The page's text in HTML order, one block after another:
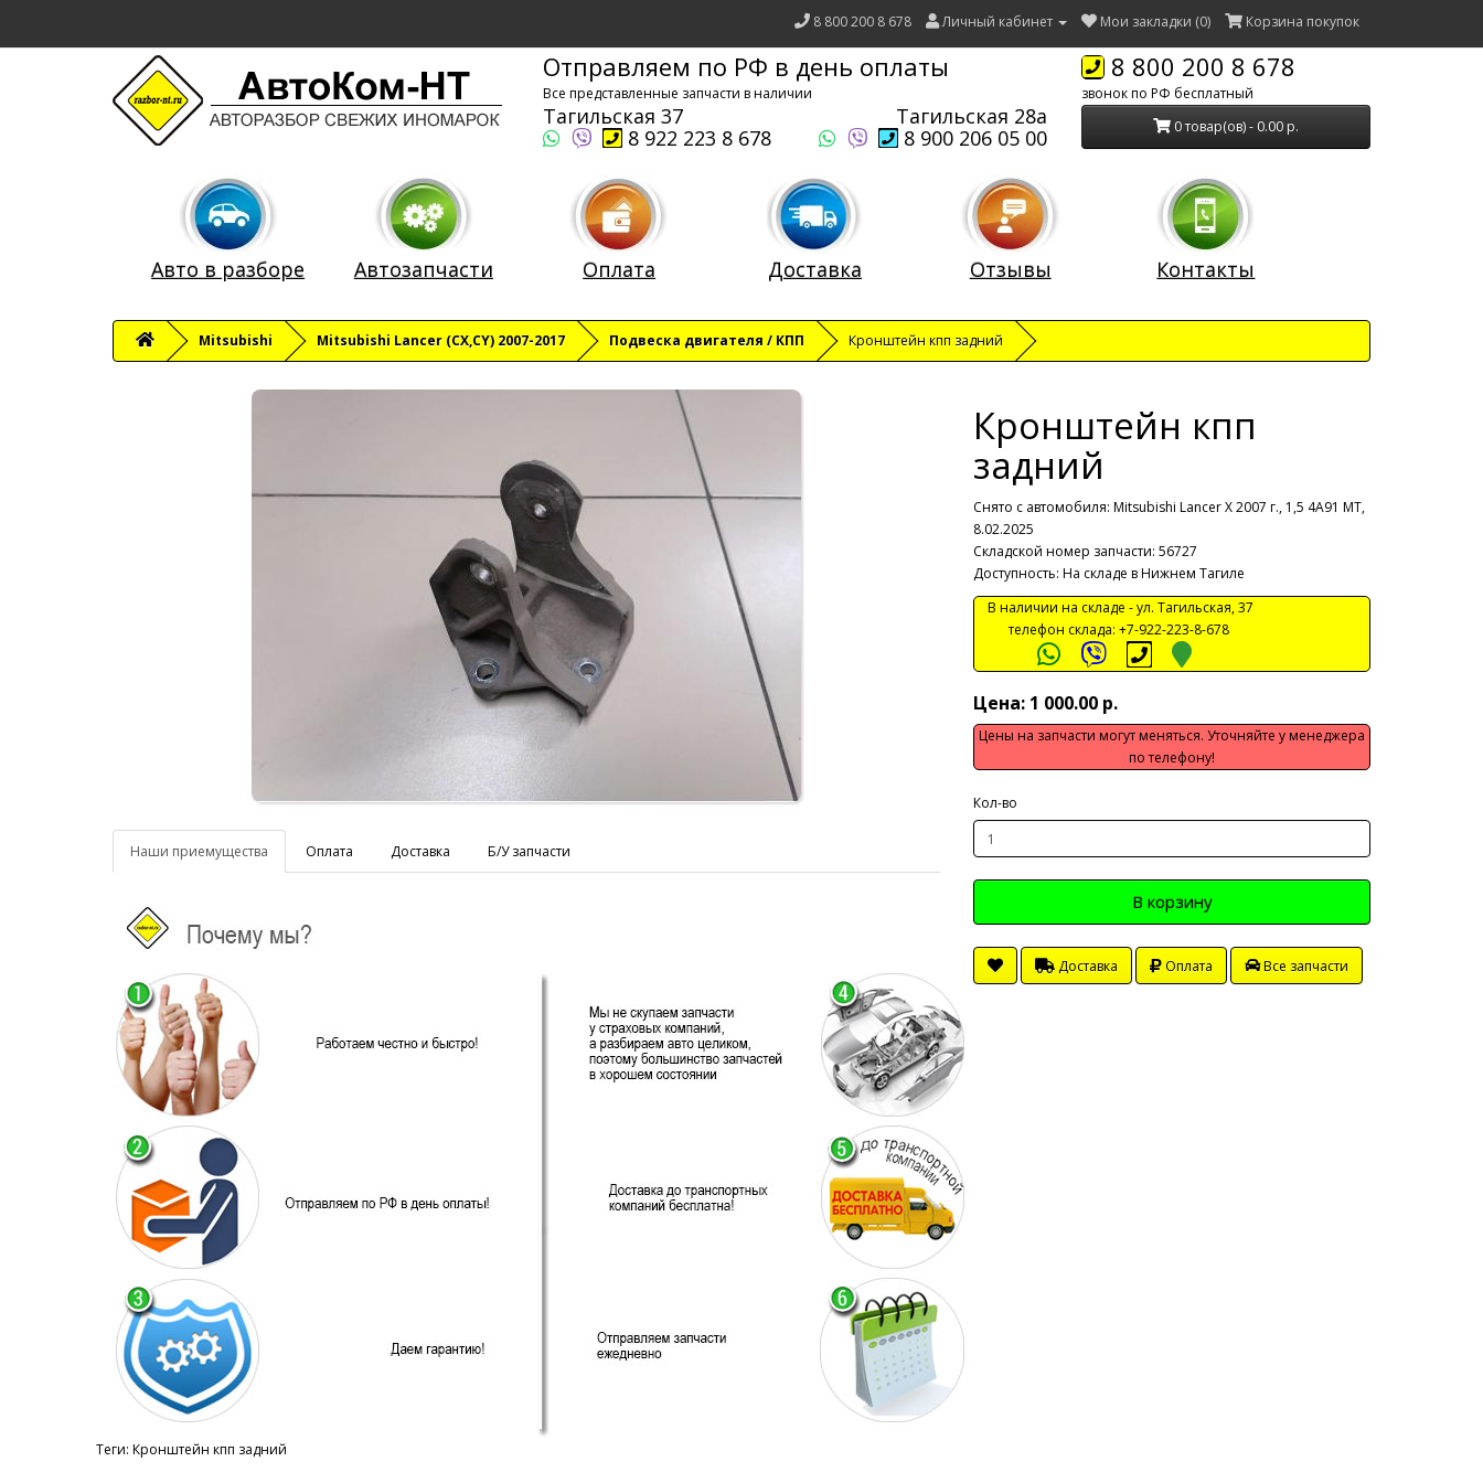
8 800 200 8 678 Личный кабинет Мои закладки (0) Корзина покупок
Отправляем по РФ в день оплаты
Все представленные запчасти в наличии
Тагильская 37
Тагильская 28а
8 922 223 8 678
8 900 206 05 00
8 800 200 8 678
звонок по РФ бесплатный
0 товар(ов) - 0.00 р.
Авто в разборе Автозапчасти Оплата Доставка Отзывы Контакты
Mitsubishi Mitsubishi Lancer (CX,CY) 2007-2017 Подвеска двигателя / КПП Кронштейн кпп задний
Наши приемущества Оплата Доставка Б/У запчасти
Кронштейн кпп
задний
Снято с автомобиля: Mitsubishi Lancer X 2007 г., 1,5 4A91 МТ,
8.02.2025
Складской номер запчасти: 56727
Доступность: На складе в Нижнем Тагиле
В наличии на складе -ул. Тагильская, 37
телефон склада: +7-922-223-8-678
Цена: 1 000.00 р.
Цены на запчасти могут меняться. Уточняйте у менеджера
по телефону!
Кол-во
В корзину
Доставка Оплата Все запчасти
Теги: Кронштейн кпп задний